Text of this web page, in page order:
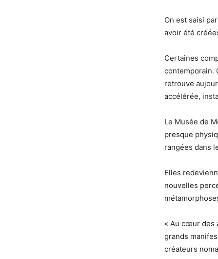
On est saisi
avoir été
Certaines
contemporain.
retrouve
accélérée,
Le Musée de
presque
rangées dans
Elles
nouvelles
« Au cœur des
grands
créateurs